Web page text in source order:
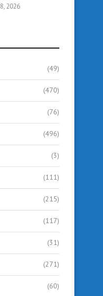
Gebyar Panutan 2025,
Tabalong Diminta Jadi
September 20, 2025
2026
(49)
(470)
(76)
(496)
(3)
(111)
(215)
(117)
(31)
(271)
(60)